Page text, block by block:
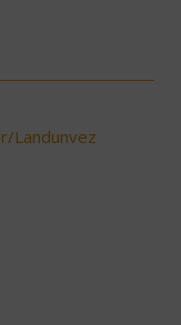
Landunvez